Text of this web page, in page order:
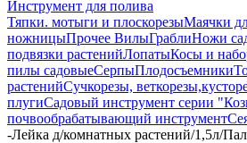
Инструмент для полива
Тяпки. мотыги и плоскорезыМаячки
ножницыПрочее ВилыГраблиНожи
подвязки растенийЛопатыКосы и
пилы садовыеСерпыПлодосъемники
растенийСучкорезы,
плугиСадовый инструмент серии
почвообрабатывающий инструмент
-Лейка д/комнатных растений/1,5л/